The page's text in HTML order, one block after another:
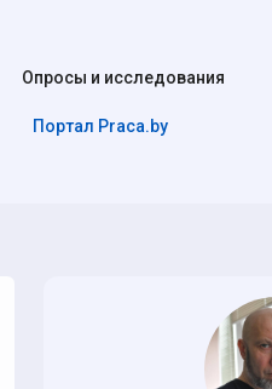
Опросы и исследования
Портал Praca.by